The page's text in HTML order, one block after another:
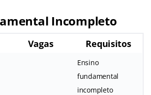
Incompleto
Vagas Requisitos
Ensino
fundamental
incompleto